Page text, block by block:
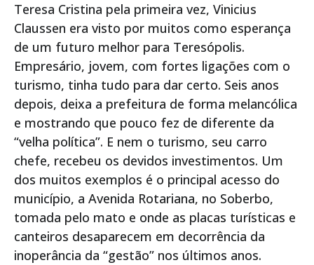
Teresa Cristina pela primeira vez, Vinicius
Claussen era visto por muitos como esperança
de um futuro melhor para Teresópolis.
Empresário, jovem, com fortes ligações com o
turismo, tinha tudo para dar certo. Seis anos
depois, deixa a prefeitura de forma melancólica
e mostrando que pouco fez de diferente da
“velha política”. E nem o turismo, seu carro
chefe, recebeu os devidos investimentos. Um
dos muitos exemplos é o principal acesso do
município, a Avenida Rotariana, no Soberbo,
tomada pelo mato e onde as placas turísticas e
canteiros desaparecem em decorrência da
inoperância da “gestão” nos últimos anos.